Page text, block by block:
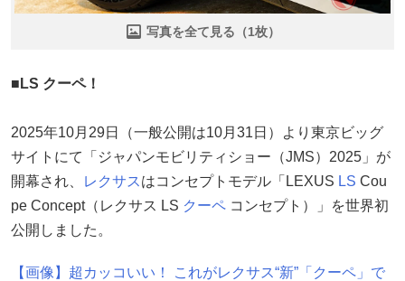
写真を全て見る（1枚）
■LS クーペ！
2025年10月29日（一般公開は10月31日）より東京ビッグ
サイトにて「ジャパンモビリティショー（JMS）2025」が
開幕され、
レクサス はコンセプトモデル「LEXUS LS Cou
pe Concept（レクサス LS クーペ コンセプト）」を世界初
公開しました。
【画像】超カッコいい！ これがレクサス“新”「クーペ」で